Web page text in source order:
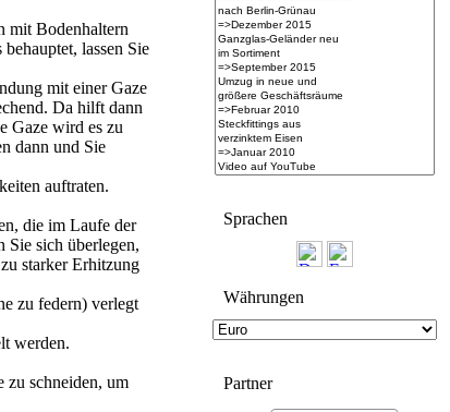
mit Bodenhaltern
lassen Sie
mit einer Gaze
Da hilft dann
Gaze wird es zu
dann und Sie
auftraten.
die im Laufe der
Sie sich überlegen,
starker Erhitzung
zu federn) verlegt
werden.
zu schneiden, um
Spra­chen
Wäh­run­gen
Partner